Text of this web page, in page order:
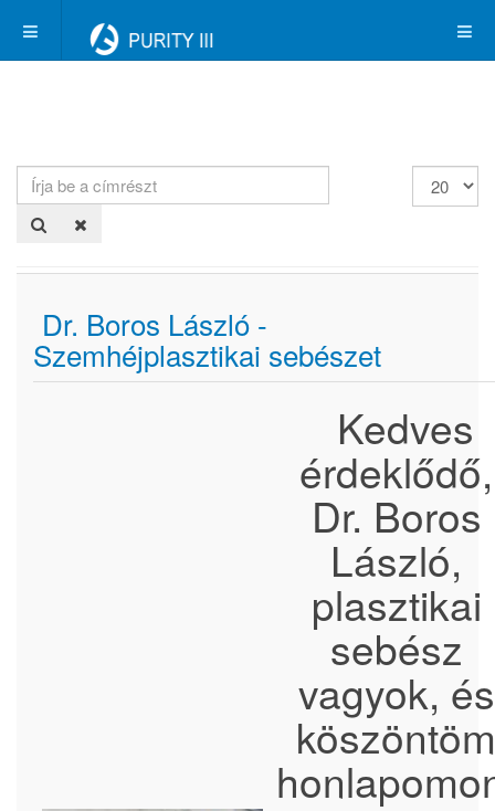
Írja
be
Tételek
#
Dr. Boros László -
Szemhéjplasztikai sebészet
Kedves
érdeklődő,
Dr. Boros
László,
plasztikai
sebész
vagyok, és
köszöntöm